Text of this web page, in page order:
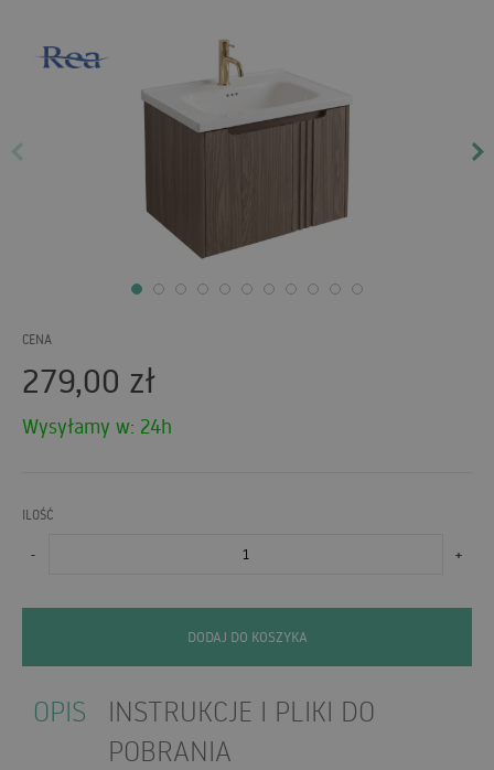
CENA
279,00 zł
Wysyłamy w: 24h
ILOŚĆ
- +
DODAJ DO KOSZYKA
OPIS
INSTRUKCJE I PLIKI DO
POBRANIA